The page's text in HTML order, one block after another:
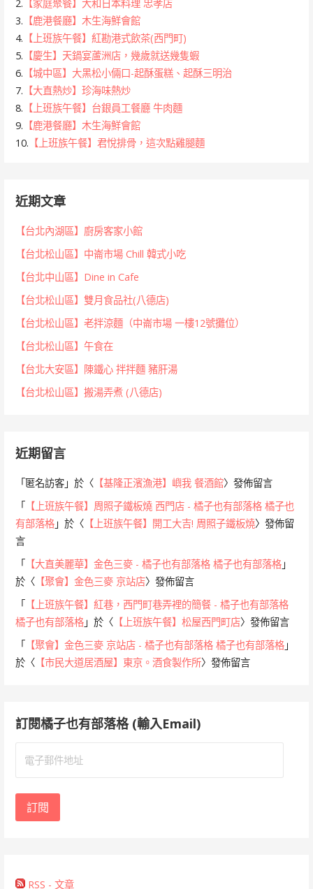
2. 【家庭聚餐】大和日本料理 忠孝店
3. 【鹿港餐廳】木生海鮮會館
4. 【上班族午餐】紅勘港式飲茶(西門町)
5. 【慶生】天鍋宴蘆洲店，幾歲就送幾隻蝦
6. 【城中區】大黑松小倆口-起酥蛋糕、起酥三明治
7. 【大直熱炒】珍海味熱炒
8. 【上班族午餐】台銀員工餐廳 牛肉麵
9. 【鹿港餐廳】木生海鮮會館
10. 【上班族午餐】君悅排骨，這次點雞腿麵
近期文章
【台北內湖區】廚房客家小館
【台北松山區】中崙市場 Chill 韓式小吃
【台北中山區】Dine in Cafe
【台北松山區】雙月食品社(八德店)
【台北松山區】老拌涼麵（中崙市場 一樓12號攤位）
【台北松山區】午食在
【台北大安區】陳鐵心 拌拌麵 豬肝湯
【台北松山區】搬湯弄煮 (八德店)
近期留言
「匿名訪客 」於〈 【基隆正濱漁港】嶼我 餐酒館〉發佈留言
「 【上班族午餐】周照子鐵板燒 西門店 - 橘子也有部落格 橘子也
有部落格 」於〈 【上班族午餐】開工大吉! 周照子鐵板燒〉發佈留
言
「 【大直美麗華】金色三麥 - 橘子也有部落格 橘子也有部落格 」
於〈 【聚會】金色三麥 京站店〉發佈留言
「 【上班族午餐】紅巷，西門町巷弄裡的簡餐 - 橘子也有部落格
橘子也有部落格 」於〈 【上班族午餐】松屋西門町店〉發佈留言
「 【聚會】金色三麥 京站店 - 橘子也有部落格 橘子也有部落格 」
於〈 【市民大道居酒屋】東京。酒食製作所〉發佈留言
訂閱橘子也有部落格 (輸入Email)
地
訂閱
RSS - 文章